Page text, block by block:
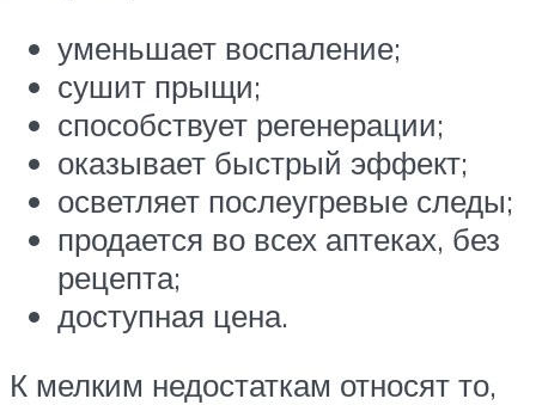
уменьшает воспаление;
сушит прыщи;
способствует регенерации;
оказывает быстрый эффект;
осветляет послеугревые следы;
продается во всех аптеках, без
рецепта;
доступная цена.
К мелким недостаткам относят то,